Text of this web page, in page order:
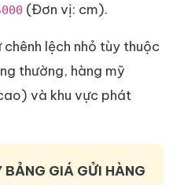
(Đơn vị: cm).
lệch nhỏ tùy thuộc
thường, hàng mỹ
và khu vực phát
GIÁ GỬI HÀNG